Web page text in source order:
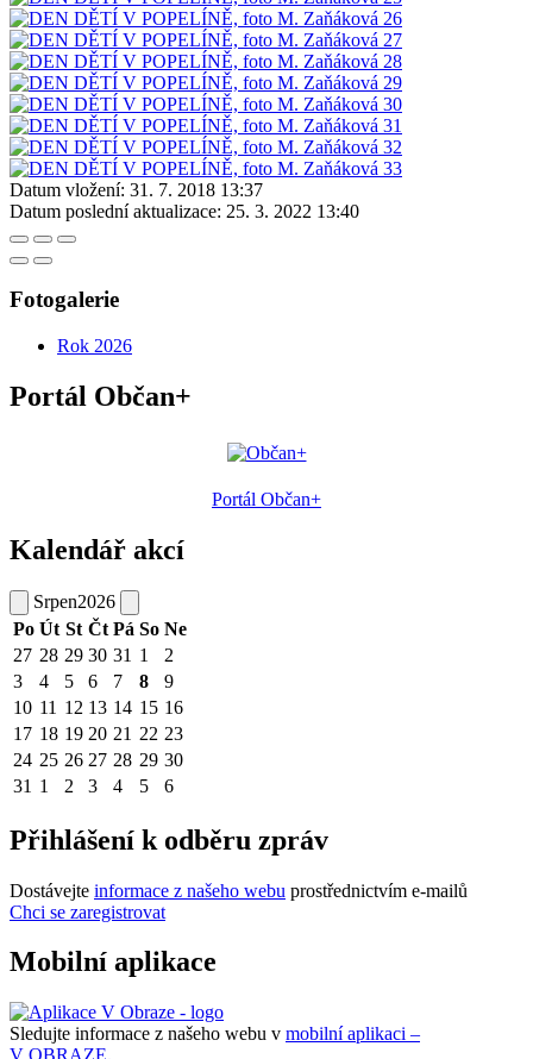
Datum vložení: 31. 7. 2018 13:37
Datum poslední aktualizace: 25. 3. 2022 13:40
Fotogalerie
Rok 2026
Portál Občan+
Portál Občan+
Kalendář akcí
Srpen2026
Po Út St Čt Pá So Ne
27 28 29 30 31 1
2
3
4 5 6 7 8
9
10 11 12 13 14 15 16
17 18 19 20 21 22 23
24 25 26 27 28 29 30
31 1 2 3 4 5 6
Přihlášení k odběru zpráv
Dostávejte informace z našeho webu prostřednictvím e-mailů
Chci se zaregistrovat
Mobilní aplikace
Sledujte informace z našeho webu v mobilní aplikaci –